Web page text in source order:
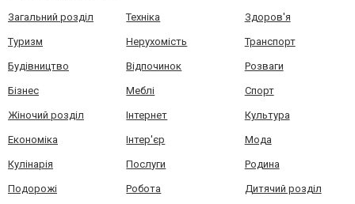
Загальний розділ Техніка Здоров'я
Туризм Нерухомість Транспорт
Будівництво Відпочинок Розваги
Бізнес Меблі Спорт
Жіночий розділ Інтернет Культура
Економіка Інтер'єр Мода
Кулінарія Послуги Родина
Подорожі Робота Дитячий розділ